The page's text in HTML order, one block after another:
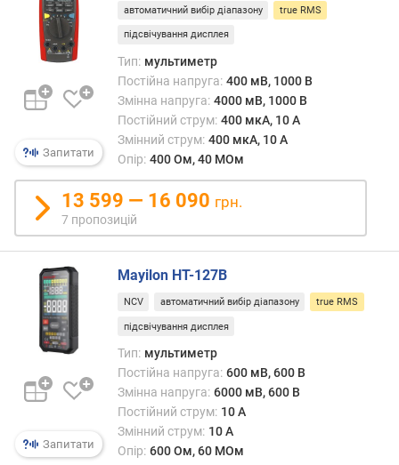
а
к
с
.
р
о
р
и
т
т
я
г
у
б
о
к
(
м
)
м
а
Запитати
автоматичний вибір діапазону true RMS
підсвічування дисплея
Тип: мультиметр
Постійна напруга: 400 мВ, 1000 В
Змінна напруга: 4000 мВ, 1000 В
Постійний струм: 400 мкА, 10 А
Змінний струм: 400 мкА, 10 А
Опір: 400 Ом, 40 МОм
13 599 — 16 090 грн.
7 пропозицій
Запитати
Mayilon HT-127B
NCV автоматичний вибір діапазону true RMS
підсвічування дисплея
Тип: мультиметр
Постійна напруга: 600 мВ, 600 В
Змінна напруга: 6000 мВ, 600 В
Постійний струм: 10 А
Змінний струм: 10 А
Опір: 600 Ом, 60 МОм